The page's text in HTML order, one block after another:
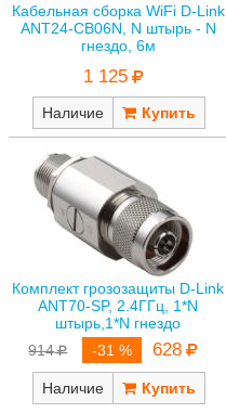
Кабельная сборка WiFi D-Link
ANT24-CB06N, N штырь - N
гнездо, 6м
1 125
Наличие
Комплект грозозащиты D-Link
ANT70-SP, 2.4ГГц, 1*N
штырь,1*N гнездо
914
-31 % 628
Наличие